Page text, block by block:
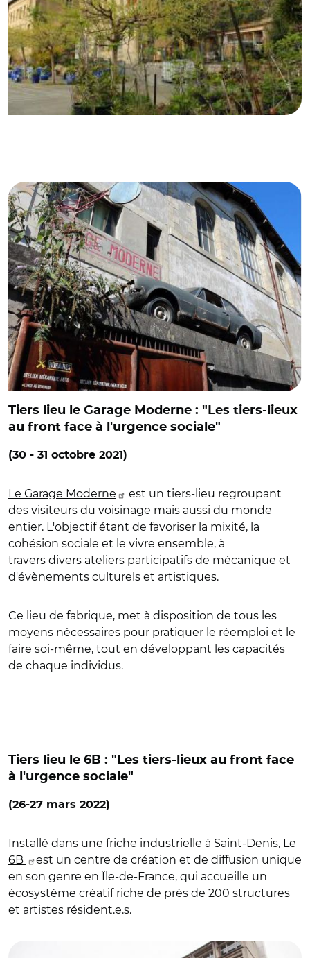
Tiers lieu le Garage Moderne : "Les tiers-lieux
au front face à l'urgence sociale"
(30 - 31 octobre 2021)
Le Garage Moderne
est un tiers-lieu regroupant
des visiteurs du voisinage mais aussi du monde
entier. L'objectif étant de favoriser la mixité, la
cohésion sociale et le vivre ensemble, à
travers divers ateliers participatifs de mécanique et
d'évènements culturels et artistiques.
Ce lieu de fabrique, met à disposition de tous les
moyens nécessaires pour pratiquer le réemploi et le
faire soi-même, tout en développant les capacités
de chaque individus.
Tiers lieu le 6B : "Les tiers-lieux au front face
à l'urgence sociale"
(26-27 mars 2022)
Installé dans une friche industrielle à Saint-Denis, Le
6B
est un centre de création et de diffusion unique
en son genre en Île-de-France, qui accueille un
écosystème créatif riche de près de 200 structures
et artistes résident.e.s.